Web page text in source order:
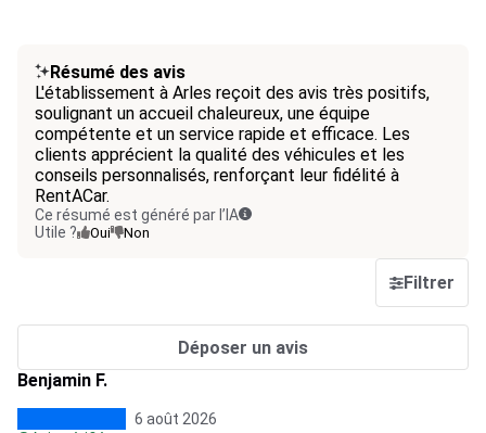
Résumé des avis
L'établissement à Arles reçoit des avis très positifs,
soulignant un accueil chaleureux, une équipe
compétente et un service rapide et efficace. Les
clients apprécient la qualité des véhicules et les
conseils personnalisés, renforçant leur fidélité à
RentACar.
Ce résumé est généré par l’IA
Utile ?
Oui Non
Filtrer
Déposer un avis
Benjamin F.
6 août 2026